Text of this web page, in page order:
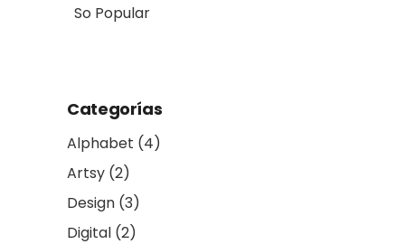
So Popular
Categorías
Alphabet (4)
Artsy (2)
Design (3)
Digital (2)